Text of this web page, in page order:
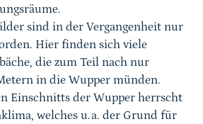
sind in der Vergangenheit nur
Hier finden sich viele
die zum Teil nach nur
in die Wupper münden.
Einschnitts der Wupper herrscht
welches u.a. der Grund für